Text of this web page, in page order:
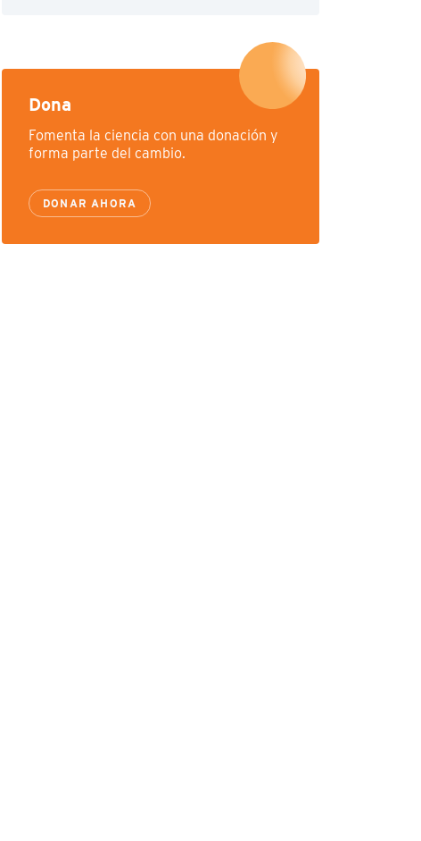
Dona
Fomenta la ciencia con una donación y
forma parte del cambio.
DONAR AHORA